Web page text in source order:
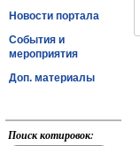
Новости портала
События и
мероприятия
Доп. материалы
Поиск котировок: